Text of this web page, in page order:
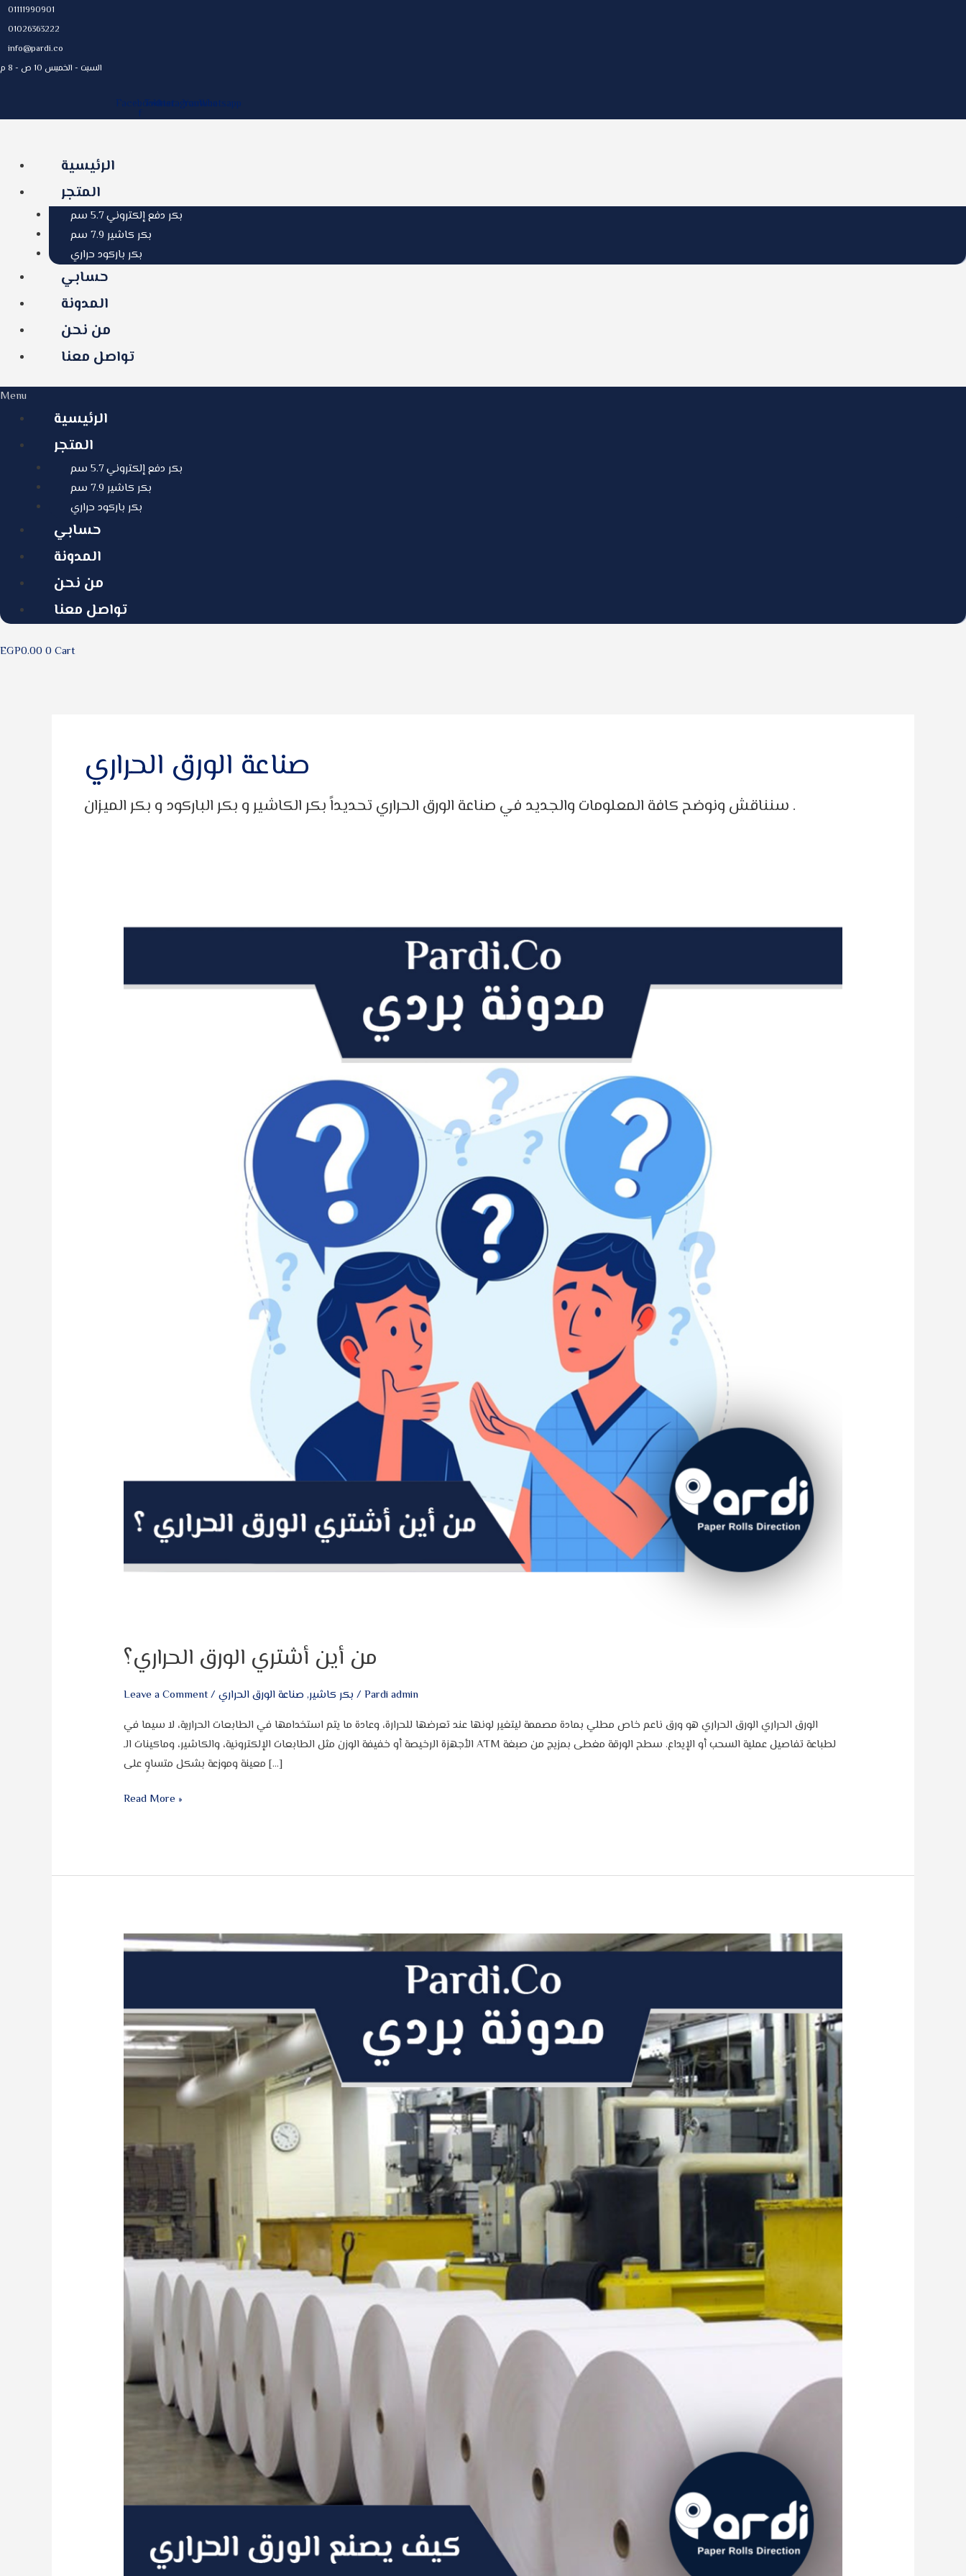
Skip
to
content
01111990901
01026363222
info@pardi.co
السبت - الخميس 10 ص - 8 م
Facebook-
f
Twitter
Instagram
YoutubeWhatsapp
الرئيسية
المتجر
بكر دفع إلكتروني 5.7 سم
بكر كاشير 7.9 سم
بكر باركود حراري
حسابي
المدونة
من نحن
تواصل معنا
Menu
الرئيسية
المتجر
بكر دفع إلكتروني 5.7 سم
بكر كاشير 7.9 سم
بكر باركود حراري
حسابي
المدونة
من نحن
تواصل معنا
EGP0.00 0 Cart
صناعة الورق الحراري
سنناقش ونوضح كافة المعلومات والجديد في صناعة الورق الحراري تحديداً بكر الكاشير و بكر الباركود و بكر الميزان .
من أين أشتري الورق الحراري؟
Leave a Comment/ بكر كاشير, صناعة الورق الحراري /Pardi admin
الورق الحراري الورق الحراري هو ورق ناعم خاص مطلي بمادة مصممة ليتغير لونها عند تعرضها للحرارة، وعادة ما يتم استخدامها في الطابعات الحرارية، لا سيما في
الأجهزة الرخيصة أو خفيفة الوزن مثل الطابعات الإلكترونية، والكاشير، وماكينات الـ ATM لطباعة تفاصيل عملية السحب أو الإيداع. سطح الورقة مغطى بمزيج من صبغة
معينة وموزعة بشكل متساوٍ على […]
Read More »
كيف